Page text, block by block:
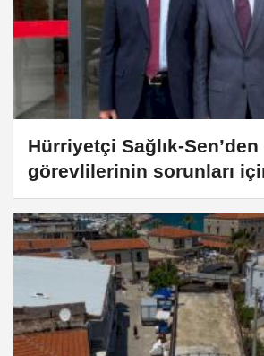
Hürriyetçi Sağlık-
görevlilerinin sorunları
başvuru